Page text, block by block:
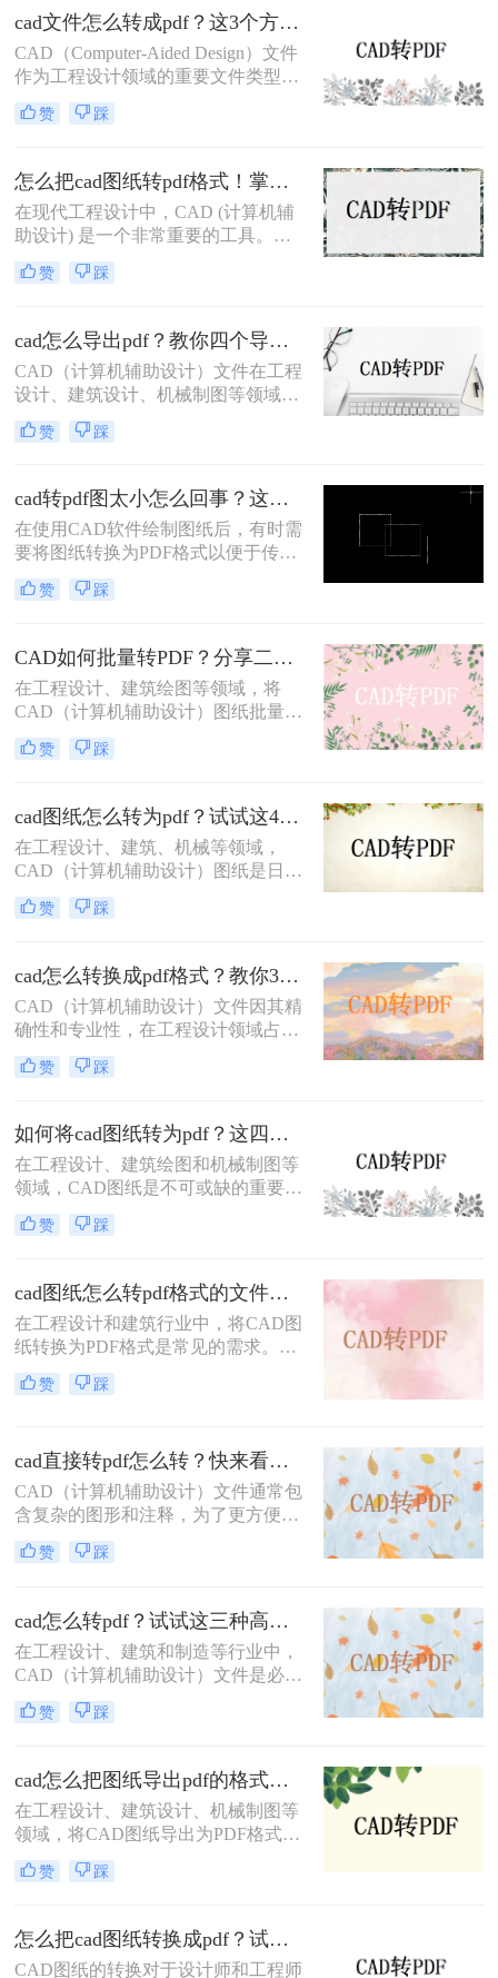
糊、甚至关键标注消失？根据行业调
研，超70%的办公人群因转换工具不
靠谱，每天浪费15分钟以上处理格式
问题。
cad文件怎么转成pdf？这3个方法可以一试！
CAD（Computer-Aided Design）文件
作为工程设计领域的重要文件类型，
经常需要转换为PDF（Portable
Document Format）格式以便于共享、
pdf呢？本文将介绍三种将CAD文件
转换为PDF的高效方法。
赞 踩
怎么把cad图纸转pdf格式！掌握这3种方法就可以
在现代工程设计中，CAD (计算机辅
助设计) 是一个非常重要的工具。
CAD软件允许工程师们创建准确且详
细的图纸，以便进行设计和分析。然
转换为PDF格式，以便与他人共享或
打印。现在让我们来探讨一下怎么把
cad图纸转pdf格式。
赞 踩
cad怎么导出pdf？教你四个导出方法！
CAD（计算机辅助设计）文件在工程
设计、建筑设计、机械制图等领域中
扮演着重要角色。有时，我们需要将
这些CAD文件导出为PDF格式，以便
享。那么cad怎么导出pdf呢？本文将
介绍四种将CAD文件导出为PDF的方
法。
赞 踩
cad转pdf图太小怎么回事？这两个方法很不错！
在使用CAD软件绘制图纸后，有时需
要将图纸转换为PDF格式以便于传输
和查看。然而，在转换过程中，有时
会遇到CAD转PDF图太小的问题。这
为您详细分析原因并提供cad转pdf图
太小怎么回事解决方法。
赞 踩
CAD如何批量转PDF？分享二种高效的转换方法！
在工程设计、建筑绘图等领域，将
CAD（计算机辅助设计）图纸批量转
换为PDF（可移植文档格式）是一个
常见且重要的任务。PDF格式不仅具
保护设计文件的完整性和版权。那么
CAD如何批量转PDF呢？本文将介绍
两种将CAD图纸批量转换为PDF的高
效方法。
赞 踩
cad图纸怎么转为pdf？试试这4种实用转换方法！
在工程设计、建筑、机械等领域，
CAD（计算机辅助设计）图纸是日常
工作中不可或缺的重要文件。然而，
为了更方便地分享、存档和打印这些
档格式）格式是一个明智的选择。那
么cad图纸怎么转为pdf呢？本文将详
细介绍三种将CAD图纸转换为PDF的
实用方法。
赞 踩
cad怎么转换成pdf格式？教你3个简单的转换方法！
CAD（计算机辅助设计）文件因其精
确性和专业性，在工程设计领域占据
重要地位。然而，为了便于共享、打
印和查看，有时需要将CAD文件转换
格式呢？本文将介绍三种将CAD文件
转换为PDF格式的高效方法。
赞 踩
如何将cad图纸转为pdf？这四个方法很不错！
在工程设计、建筑绘图和机械制图等
领域，CAD图纸是不可或缺的重要工
具。然而，有时我们需要将CAD图纸
转换为PDF格式，以便更好地进行分
台性、兼容性好以及不易被篡改的特
点，因此备受青睐。那么如何将cad图
纸转为pdf呢？本文将介绍四种将
CAD图纸转换为PDF的方法，帮助读
者轻松应对这一需求。
赞 踩
cad图纸怎么转pdf格式的文件？来试试这3种方法！
在工程设计和建筑行业中，将CAD图
纸转换为PDF格式是常见的需求。无
论是为了方便共享、打印还是保持图
纸的原始格式，掌握高效的CAD转
细介绍三种将CAD图纸转换为PDF的
方法，帮助您轻松应对各种需求。
赞 踩
cad直接转pdf怎么转？快来看这三个方法！
CAD（计算机辅助设计）文件通常包
含复杂的图形和注释，为了更方便地
共享和查看，将其转换为PDF格式是
一个很好的选择。那么cad直接转pdf
件直接转换为PDF的高效方法。
赞 踩
cad怎么转pdf？试试这三种高效转换方法！
在工程设计、建筑和制造等行业中，
CAD（计算机辅助设计）文件是必不
可少的工具。然而，为了方便非专业
人员查看或打印，通常需要将这些复
式。那么cad怎么转pdf呢？本文将介
绍三种常用的CAD转PDF的方法。
赞 踩
cad怎么把图纸导出pdf的格式？教你4招轻松转换！
在工程设计、建筑设计、机械制图等
领域，将CAD图纸导出为PDF格式是
一项常见且重要的任务。PDF格式具
有跨平台、不易被修改和高度保真的
档和打印。那么cad怎么把图纸导出
pdf的格式呢？本文将详细介绍几种将
CAD图纸导出为PDF格式的方法，帮
赞 踩
怎么把cad图纸转换成pdf？试试这三种简单方法！
CAD图纸的转换对于设计师和工程师